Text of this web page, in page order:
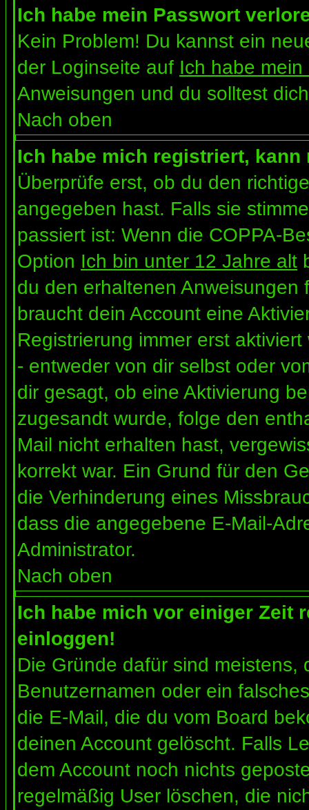
Ich habe mein Passwort
Kein Problem! Du kannst ein
der Loginseite auf Ich habe
Anweisungen und du solltest
Nach oben
Ich habe mich registriert,
Überprüfe erst, ob du den
angegeben hast. Falls sie
passiert ist: Wenn die COPPA-
Option Ich bin unter 12 Jahre alt
du den erhaltenen
braucht dein Account eine
Registrierung immer erst
- entweder von dir selbst oder
dir gesagt, ob eine Aktivierung
zugesandt wurde, folge den
Mail nicht erhalten hast,
korrekt war. Ein Grund für den
die Verhinderung eines
dass die angegebene E-Mail-
Administrator.
Nach oben
Ich habe mich vor einiger Zeit
einloggen!
Die Gründe dafür sind
Benutzernamen oder ein
die E-Mail, die du vom Board
deinen Account gelöscht. Falls
dem Account noch nichts
regelmäßig User löschen, die